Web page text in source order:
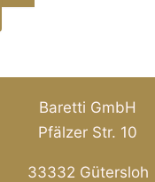
Dieses
Produkt
VariantenBaretti GmbH
Pfälzer Str. 10
33332 Gütersloh